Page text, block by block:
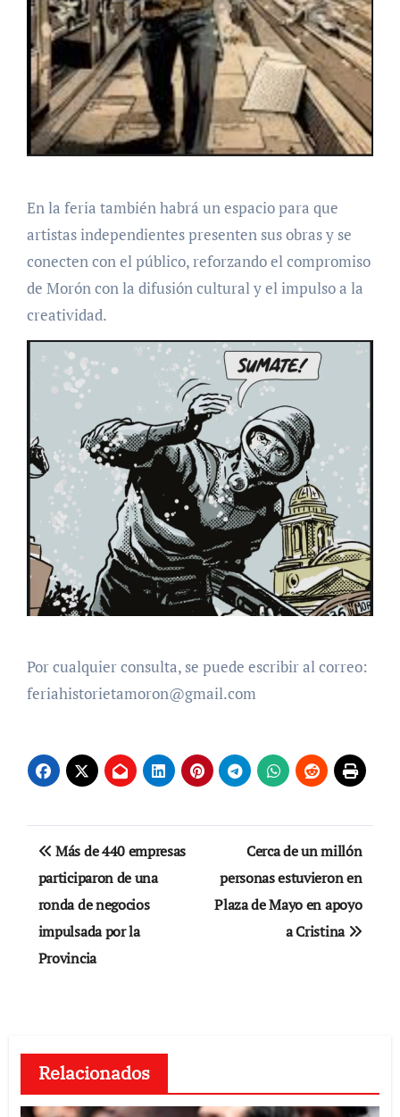
En la feria también habrá un espacio para que
artistas independientes presenten sus obras y se
conecten con el público, reforzando el compromiso
de Morón con la difusión cultural y el impulso a la
creatividad.
Por cualquier consulta, se puede escribir al correo:
feriahistorietamoron@gmail.com
Navegación
de
entradas
Más de 440 empresas
participaron de una
ronda de negocios
impulsada por la
Provincia
Cerca de un millón
personas estuvieron en
Plaza de Mayo en apoyo
a Cristina
Relacionados